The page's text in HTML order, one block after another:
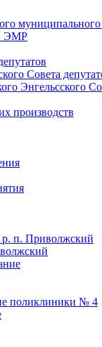
ЭМР
Совета
Энгельсского
производств
п. Приволжский
поликлиники № 4